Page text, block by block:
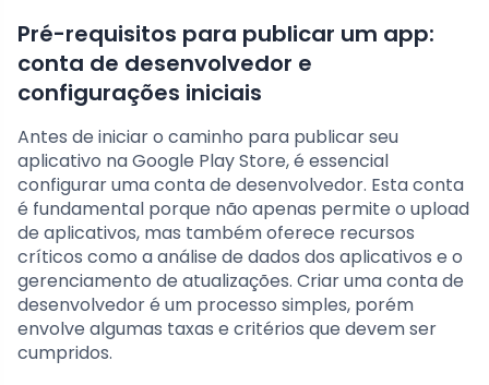
Pré-requisitos para publicar um app:
conta de desenvolvedor e
configurações iniciais
Antes de iniciar o caminho para publicar seu
aplicativo na Google Play Store, é essencial
configurar uma conta de desenvolvedor. Esta conta
é fundamental porque não apenas permite o upload
de aplicativos, mas também oferece recursos
críticos como a análise de dados dos aplicativos e o
gerenciamento de atualizações. Criar uma conta de
desenvolvedor é um processo simples, porém
envolve algumas taxas e critérios que devem ser
cumpridos.